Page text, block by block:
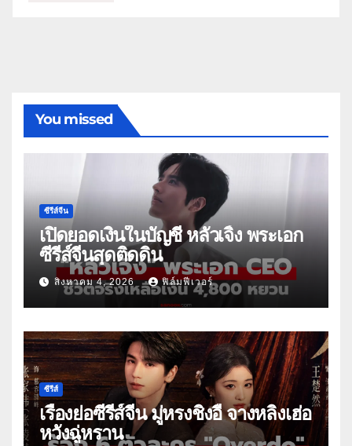
You missed
ซีรีส์จีน
เปิดยอดเงินในบัญชี หลัวเจิ้ง พระเอก
ซีรีส์จีนสุดติดดิน
สิงหาคม 4, 2026 ฟิล์มฟีเวอร์
ซีรีส์
เรื่องย่อซีรีส์จีน มู่หรงชิงอี้ จางหลิงเฮ่อ
หวังฉู่หราน